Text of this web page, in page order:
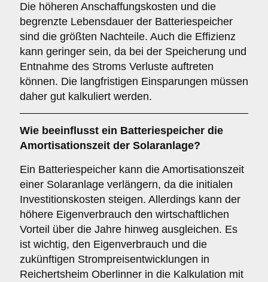
Die höheren Anschaffungskosten und die
begrenzte Lebensdauer der Batteriespeicher
sind die größten Nachteile. Auch die Effizienz
kann geringer sein, da bei der Speicherung und
Entnahme des Stroms Verluste auftreten
können. Die langfristigen Einsparungen müssen
daher gut kalkuliert werden.
Wie beeinflusst ein Batteriespeicher die
Amortisationszeit der Solaranlage?
Ein Batteriespeicher kann die Amortisationszeit
einer Solaranlage verlängern, da die initialen
Investitionskosten steigen. Allerdings kann der
höhere Eigenverbrauch den wirtschaftlichen
Vorteil über die Jahre hinweg ausgleichen. Es
ist wichtig, den Eigenverbrauch und die
zukünftigen Strompreisentwicklungen in
Reichertsheim Oberlinner in die Kalkulation mit